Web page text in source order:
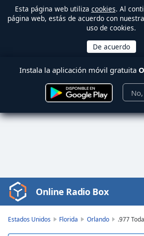
Esta página web utiliza cookies. Al
página web, estás de acuerdo con
uso de cookies.
Instala la aplicación móvil gratuita
Video
Player
Online Radio Box
Estados Unidos Florida Orlando .977